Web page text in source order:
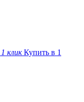
Купить в 1